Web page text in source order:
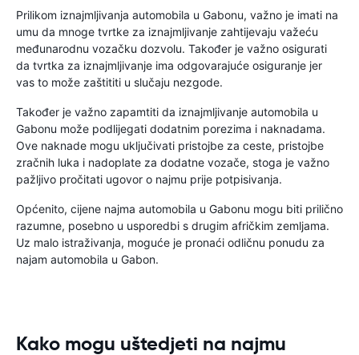
Prilikom iznajmljivanja automobila u Gabonu, važno je imati na
umu da mnoge tvrtke za iznajmljivanje zahtijevaju važeću
međunarodnu vozačku dozvolu. Također je važno osigurati
da tvrtka za iznajmljivanje ima odgovarajuće osiguranje jer
vas to može zaštititi u slučaju nezgode.
Također je važno zapamtiti da iznajmljivanje automobila u
Gabonu može podlijegati dodatnim porezima i naknadama.
Ove naknade mogu uključivati ​​pristojbe za ceste, pristojbe
zračnih luka i nadoplate za dodatne vozače, stoga je važno
pažljivo pročitati ugovor o najmu prije potpisivanja.
Općenito, cijene najma automobila u Gabonu mogu biti prilično
razumne, posebno u usporedbi s drugim afričkim zemljama.
Uz malo istraživanja, moguće je pronaći odličnu ponudu za
najam automobila u Gabon.
Kako mogu uštedjeti na najmu